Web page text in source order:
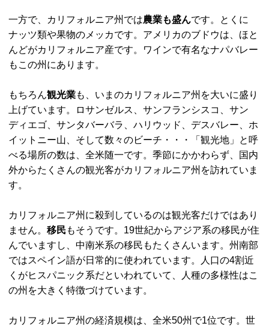
一方で、カリフォルニア州では農業も盛んです。とくに
ナッツ類や果物のメッカです。アメリカのブドウは、ほと
んどがカリフォルニア産です。ワインで有名なナパバレー
もこの州にあります。
もちろん観光業も、いまのカリフォルニア州を大いに盛り
上げています。ロサンゼルス、サンフランシスコ、サン
ディエゴ、サンタバーバラ、ハリウッド、デスバレー、ホ
イットニー山、そして数々のビーチ・・・「観光地」と呼
べる場所の数は、全米随一です。季節にかかわらず、国内
外からたくさんの観光客がカリフォルニア州を訪れていま
す。
カリフォルニア州に殺到しているのは観光客だけではあり
ません。 移民もそうです。19世紀からアジア系の移民が住
んでいますし、中南米系の移民もたくさんいます。州南部
ではスペイン語が日常的に使われています。人口の4割近
くがヒスパニック系だといわれていて、人種の多様性はこ
の州を大きく特徴づけています。
カリフォルニア州の経済規模は、全米50州で1位です。世